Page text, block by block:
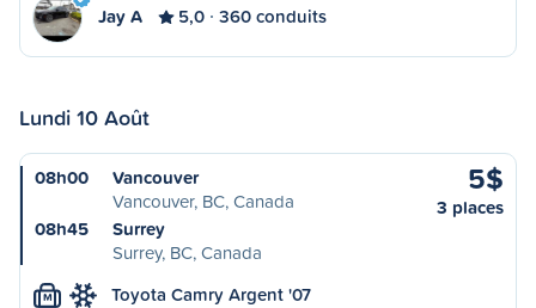
Jay A 5,0 360 conduits
Lundi 10 Août
08h00
Vancouver
Vancouver, BC, Canada
08h45
Surrey
Surrey, BC, Canada
5$
3 places
M Toyota Camry Argent '07